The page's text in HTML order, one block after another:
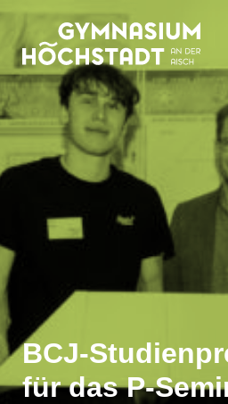
BCJ-
für das P-